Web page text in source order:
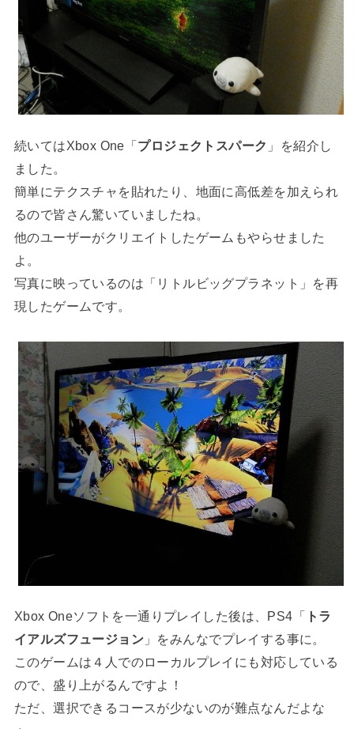
続いてはXbox One「プロジェクトスパーク 」を紹介し
ました。
簡単にテクスチャを貼れたり、地面に高低差を加えられ
るので皆さん驚いていましたね。
他のユーザーがクリエイトしたゲームもやらせました
よ。
写真に映っているのは「リトルビッグプラネット」を再
現したゲームです。
Xbox Oneソフトを一通りプレイした後は、PS4「
トラ
イアルズフュージョン 」をみんなでプレイする事に。
このゲームは４人でのローカルプレイにも対応している
ので、盛り上がるんですよ！
ただ、選択できるコースが少ないのが難点なんだよな